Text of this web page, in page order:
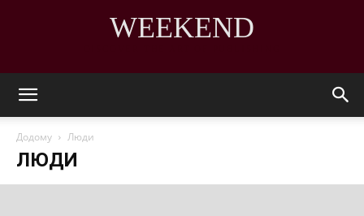
WEEKEND
Додому Люди
ЛЮДИ